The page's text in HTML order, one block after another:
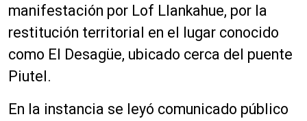
manifestación por Lof Llankahue, por la
restitución territorial en el lugar conocido
como El Desagüe, ubicado cerca del puente
Piutel.
En la instancia se leyó comunicado público